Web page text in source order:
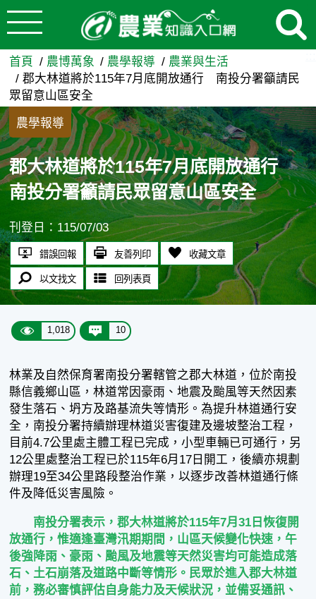
跳到主要內容
郡大林道將於115年7月底開
首頁 農博萬象 農學報導
農業與生活
郡大林道將於115年7月底開放通行 南投分署籲請民
眾留意山區安全
農學報導
郡大林道將於115年7月底開放通行
南投分署籲請民眾留意山區安全
刊登日：115/07/03
錯誤回報 友善列印 收藏文章
以文找文 回列表頁
1,018 10
林業及自然保育署南投分署轄管之郡大林道，位於南投
縣信義鄉山區，林道常因豪雨、地震及颱風等天然因素
發生落石、坍方及路基流失等情形。為提升林道通行安
全，南投分署持續辦理林道災害復建及邊坡整治工程，
目前4.7公里處主體工程已完成，小型車輛已可通行，另
12公里處整治工程已於115年6月17日開工，後續亦規劃
辦理19至34公里路段整治作業，以逐步改善林道通行條
件及降低災害風險。
南投分署表示，郡大林道將於115年7月31日恢復開
放通行，惟適逢臺灣汛期期間，山區天候變化快速，午
後強降雨、豪雨、颱風及地震等天然災害均可能造成落
石、土石崩落及道路中斷等情形。民眾於進入郡大林道
前，務必審慎評估自身能力及天候狀況，並備妥通訊、